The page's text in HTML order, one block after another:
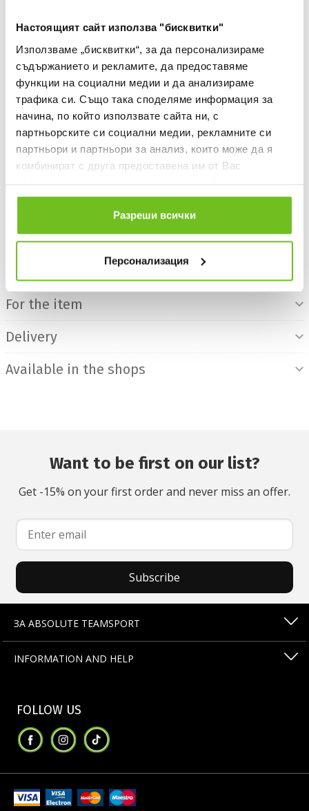
Настоящият сайт използва "бисквитки"
Използваме „бисквитки“, за да персонализираме
съдържанието и рекламите, да предоставяме
функции на социални медии и да анализираме
трафика си. Също така споделяме информация за
начина, по който използвате сайта ни, с
партньорските си социални медии, рекламните си
партньори и партньори за анализ, които може да я
комбинират с друга предоставена им от Вас
ползването от Ваша страна на услугите им.
Разреши всички
Персонализация
Choose size
S L XXL
Quantity
ADD TO FAVOURITES
БЕЗПЛАТНА ДОСТАВКА НАД 50 €.
For the item
Delivery
Available in the shops
Want to be first on our list?
Get -15% on your first order and never miss an offer.
Subscribe
ЗА ABSOLUTE TEAMSPORT
INFORMATION AND HELP
FOLLOW US